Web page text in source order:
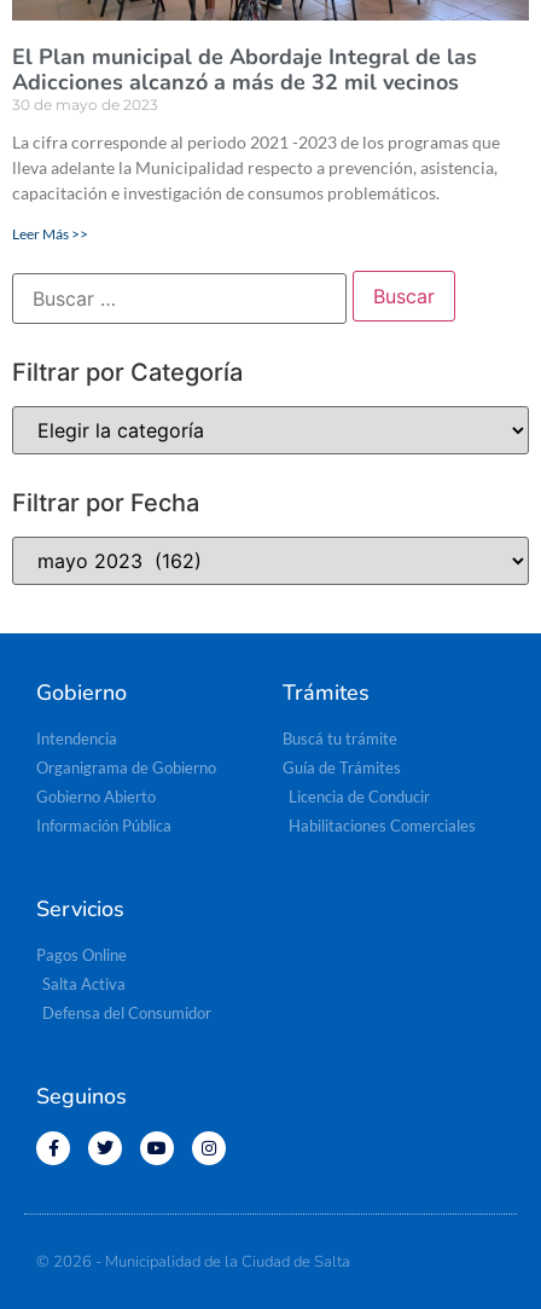
El Plan municipal de Abordaje Integral de las
Adicciones alcanzó a más de 32 mil vecinos
30 de mayo de 2023
La cifra corresponde al periodo 2021 -2023 de los programas que
lleva adelante la Municipalidad respecto a prevención, asistencia,
capacitación e investigación de consumos problemáticos.
Leer Más >>
Filtrar por Categoría
Filtrar por Fecha
Gobierno
Intendencia
Organigrama de Gobierno
Gobierno Abierto
Información Pública
Trámites
Buscá tu trámite
Guía de Trámites
Licencia de Conducir
Habilitaciones Comerciales
Servicios
Pagos Online
Salta Activa
Defensa del Consumidor
Seguinos
© 2026 - Municipalidad de la Ciudad de Salta